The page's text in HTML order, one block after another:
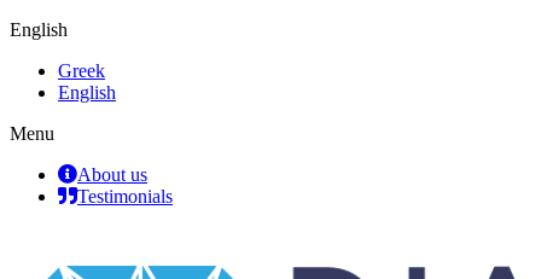
English
Greek
English
Menu
About us
Testimonials